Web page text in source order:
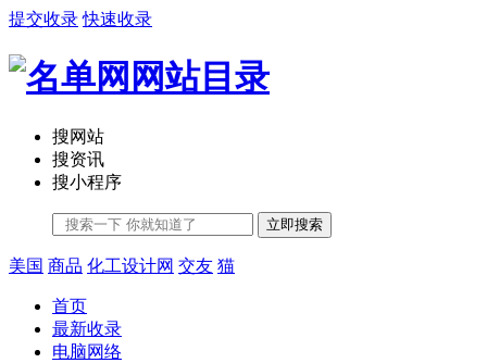
提交收录 快速收录
搜网站
搜资讯
搜小程序
立即搜索
美国 商品 化工设计网 交友 猫
首页
最新收录
电脑网络